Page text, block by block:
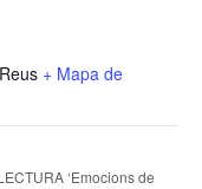
+ Mapa de
‘Emocions de